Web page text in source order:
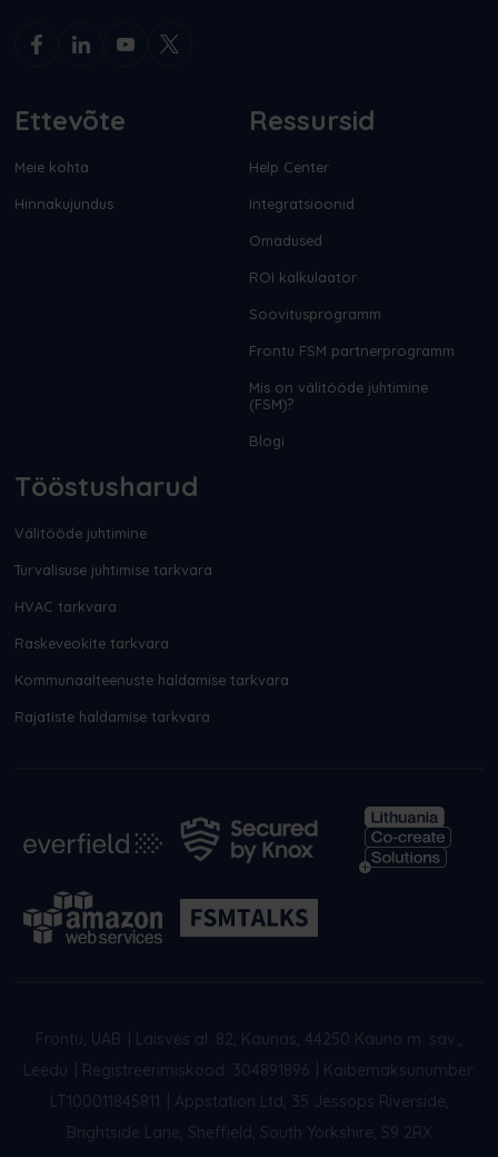
Ettevõte
Meie kohta
Hinnakujundus
Ressursid
Help Center
Integratsioonid
Omadused
ROI kalkulaator
Soovitusprogramm
Frontu FSM partnerprogramm
Mis on välitööde juhtimine
(FSM)?
Blogi
Tööstusharud
Välitööde juhtimine
Turvalisuse juhtimise tarkvara
HVAC tarkvara
Raskeveokite tarkvara
Kommunaalteenuste haldamise tarkvara
Rajatiste haldamise tarkvara
Frontu, UAB
Laisvės al. 82, Kaunas, 44250 Kauno m. sav.,
Leedu
Registreerimiskood: 304891896
Käibemaksunumber:
LT100011845811
Appstation Ltd, 35 Jessops Riverside,
Brightside Lane, Sheffield, South Yorkshire, S9 2RX